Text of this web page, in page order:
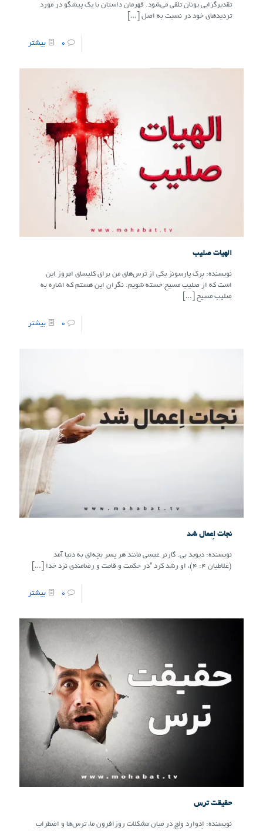
تقدیرگرایی یونان تلقی می‌شود. قهرمان داستان با یک پیشگو در مورد
تردیدهای خود در نسبت به اصل […]
0 بیشتر
الهیات صلیب
نویسنده: بِرک پارسونز یکی از ترس‌های من برای کلیسای امروز این
است که از صلیب مسیح خسته شویم. نگران این هستم که اشاره به
صلیب مسیح […]
0 بیشتر
نجات اِعمال شد
نویسنده: دیوید بی. گارنر عیسی مانند هر پسر بچه‌ای به دنیا آمد
(غلاطیان ۴: ۴)، او رشد کرد ”در حکمت و قامت و رضامندی نزد خدا
[…]
0 بیشتر
حقیقت ترس
نویسنده: اِدوارد وِلچ در میان مشکلات روزافرون ما، تر‌س‌ها و اضطراب